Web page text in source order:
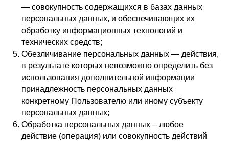
— совокупность содержащихся в базах данных
персональных данных, и обеспечивающих их
обработку информационных технологий и
технических средств;
Обезличивание персональных данных — действия,
в результате которых невозможно определить без
использования дополнительной информации
принадлежность персональных данных
конкретному Пользователю или иному субъекту
персональных данных;
Обработка персональных данных – любое
действие (операция) или совокупность действий